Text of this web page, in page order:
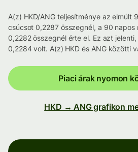
A(z) HKD/ANG teljesítménye az elmúlt
csúcsot 0,2287 összegnél, a 90
0,2282 összegnél érte el. Ez azt
0,2284 volt. A(z) HKD és ANG közötti
Piaci árak nyomon
HKD → ANG grafikon